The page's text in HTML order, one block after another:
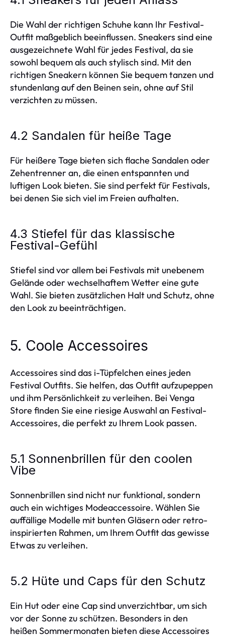
Die Wahl der richtigen Schuhe kann Ihr Festival-
Outfit maßgeblich beeinflussen. Sneakers sind eine
ausgezeichnete Wahl für jedes Festival, da sie
sowohl bequem als auch stylisch sind. Mit den
richtigen Sneakern können Sie bequem tanzen und
stundenlang auf den Beinen sein, ohne auf Stil
verzichten zu müssen.
4.2 Sandalen für heiße Tage
Für heißere Tage bieten sich flache Sandalen oder
Zehentrenner an, die einen entspannten und
luftigen Look bieten. Sie sind perfekt für Festivals,
bei denen Sie sich viel im Freien aufhalten.
4.3 Stiefel für das klassische
Festival-Gefühl
Stiefel sind vor allem bei Festivals mit unebenem
Gelände oder wechselhaftem Wetter eine gute
Wahl. Sie bieten zusätzlichen Halt und Schutz, ohne
den Look zu beeinträchtigen.
5. Coole Accessoires
Accessoires sind das i-Tüpfelchen eines jeden
Festival Outfits. Sie helfen, das Outfit aufzupeppen
und ihm Persönlichkeit zu verleihen. Bei Venga
Store finden Sie eine riesige Auswahl an Festival-
Accessoires, die perfekt zu Ihrem Look passen.
5.1 Sonnenbrillen für den coolen
Vibe
Sonnenbrillen sind nicht nur funktional, sondern
auch ein wichtiges Modeaccessoire. Wählen Sie
auffällige Modelle mit bunten Gläsern oder retro-
inspirierten Rahmen, um Ihrem Outfit das gewisse
Etwas zu verleihen.
5.2 Hüte und Caps für den Schutz
Ein Hut oder eine Cap sind unverzichtbar, um sich
vor der Sonne zu schützen. Besonders in den
heißen Sommermonaten bieten diese Accessoires